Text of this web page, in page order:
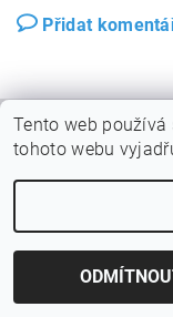
Přidat
Tento web
tohoto webu